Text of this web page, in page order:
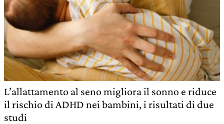
L’allattamento al seno migliora il sonno e riduce
il rischio di ADHD nei bambini, i risultati di due
studi